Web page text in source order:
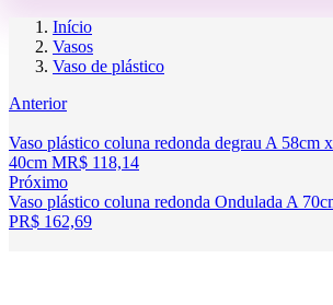
Início
Vasos
Vaso de plástico
Anterior
Vaso plástico coluna redonda degrau A 58cm
40cm MR$ 118,14
Próximo
Vaso plástico coluna redonda Ondulada A
PR$ 162,69